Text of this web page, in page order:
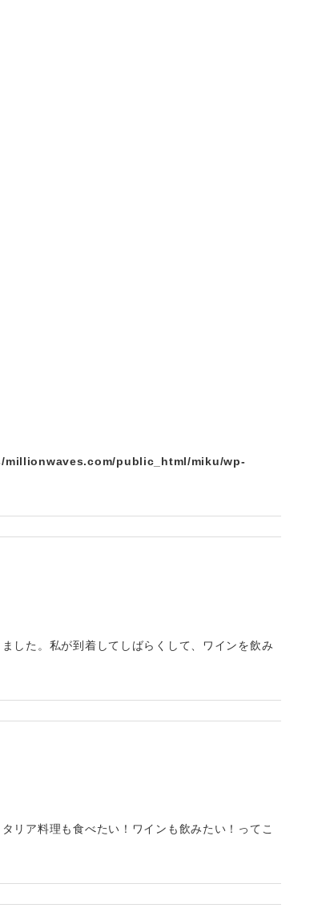
millionwaves.com/public_html/miku/wp-
した。私が到着してしばらくして、ワインを飲み
リア料理も食べたい！ワインも飲みたい！ってこ